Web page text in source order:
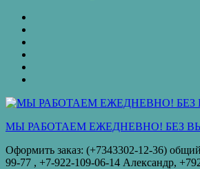
кредит
МЫ РАБОТАЕМ ЕЖЕДНЕВНО! БЕЗ
Оформить заказ: (+7343302-12-36)
99-77‬ , +7-922-109-06-14 Александр,